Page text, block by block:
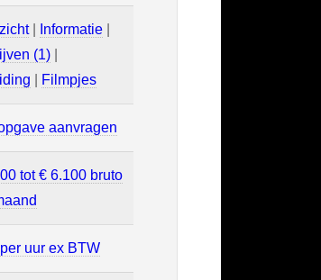
| Informatie
(1)
Filmpjes
aanvragen
tot € 6.100 bruto
uur ex BTW